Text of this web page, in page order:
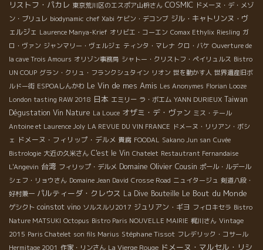
リストフ・パカレ 東京荒川区のエスポア山枡さん COSMIC ドメーヌ・デ・メゾ
ン・ブリュレ biodynamic chef Xabi ケビン・デコンブ ジル・キャトリンヌ・ヴ
ェルジェ Laurence Manya-Krief オリビエ・コーエン Comax Ethylix Riesling ガ
ロ・ヴァン ジャンマリー・ヴェルジェ ティンタ・マレナ クロ・バケ Ouverture de
la cave Trois Amours オリゾン事務局 シャトー・クリストフ・ペイリュルス Bistro
UN COUP グラン・クリュ・フランクシュタイン リオン 世を動かす人 世界遺産旧ボ
ルドー街 ESPOAしんかわ Le Vin de mes Amis Les Anonymes Florian Looze
London tasting RAW 2018 日本 エミリー ラ・ボエム YANN DURIEUX Taiwan
Dégustation Vin Nature La Louce オザミ・デ・ヴァン ミス・テール
Antoine et Laurence Joly LA REVUE DU VIN FRANCE ドメーヌ・リリアン・ボシ
ェ ドメーヌ・フィリップ・デルメ 貴腐 FOODAL Sakano Jun san Cuvée
Bistrologie 大近の久米さん C'est le Vin Chatelet Restautrant Fernandaise
L'Angevin 台湾 フィリップ・デルメ Domaine Olivier Cousin ポール・ルデール
シェフ・リョウさん Domaine Jean David Crosse Road ニュイタージュ 剣道八段・
好村兼一 パルティーダ・クレウス La Dive Bouteille Le Bout du Monde
ゲシクト coinstot vino ソルスルリ2017 ジュリアン・ギヨ フィロキセラ Bistro
Nature MATSUKI Octopus Bistro Paris NOUVELLE MAIRIE 梶川さん Vintage
2015 Paris Chatelet son fils Marius Stéphane Tissot フレデリック・コサール
Hermitage 2001 作家・リンさん La Vierge Rouge ドメーヌ・マルセル・リシ